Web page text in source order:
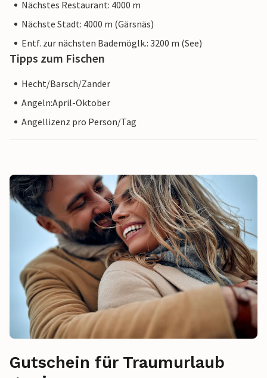
Nächstes Restaurant: 4000 m
Nächste Stadt: 4000 m (Gärsnäs)
Entf. zur nächsten Bademöglk.: 3200 m (See)
Tipps zum Fischen
Hecht/Barsch/Zander
Angeln:April-Oktober
Angellizenz pro Person/Tag
Gutschein für Traumurlaub